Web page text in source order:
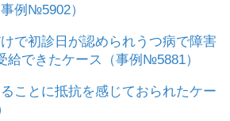
例№5902）
で初診日が認められうつ病で障害
給できたケース（事例№5881）
ことに抵抗を感じておられたケー